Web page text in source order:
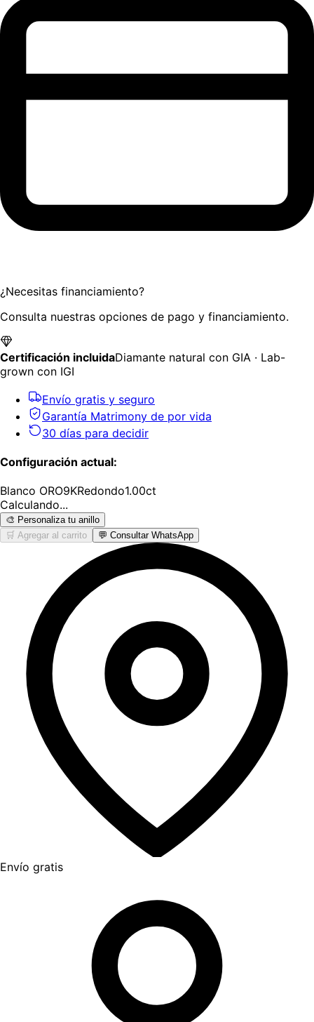
¿Necesitas financiamiento?
Consulta nuestras opciones de pago y financiamiento.
Certificación incluidaDiamante natural con GIA · Lab-
grown con IGI
Envío gratis y seguro
Garantía Matrimony de por vida
30 días para decidir
Configuración actual:
Blanco ORO9KRedondo1.00ct
Calculando...
🎨 Personaliza tu anillo
🛒 Agregar al carrito
💬 Consultar WhatsApp
Envío gratis